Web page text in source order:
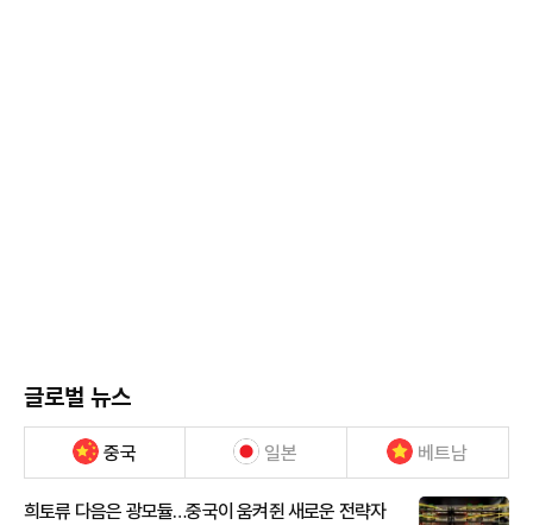
글로벌 뉴스
중국 일본 베트남
희토류 다음은 광모듈…중국이 움켜쥔 새로운 전략자